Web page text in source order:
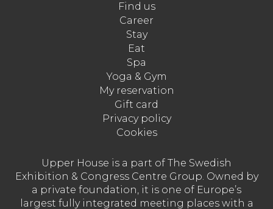
Find us
Career
Stay
Eat
Spa
Yoga & Gym
My reservation
Gift card
Privacy policy
Cookies
Upper House is a part of The Swedish
Exhibition & Congress Centre Group. Owned by
a private foundation, it is one of Europe’s
largest fully integrated meeting places with a